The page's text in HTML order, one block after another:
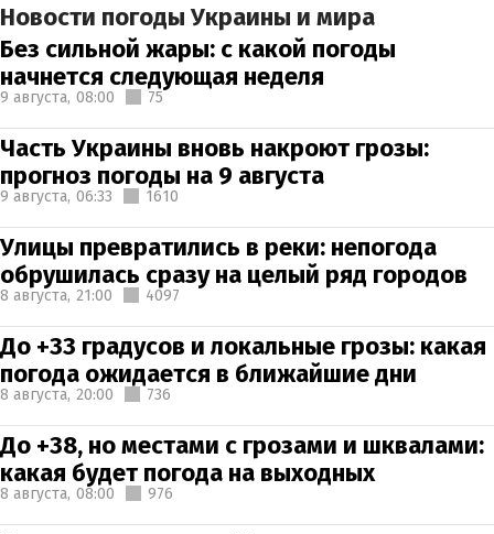
Новости погоды Украины и мира
Без сильной жары: с какой погоды
начнется следующая неделя
9 августа, 08:00 75
Часть Украины вновь накроют грозы:
прогноз погоды на 9 августа
9 августа, 06:33 1610
Улицы превратились в реки: непогода
обрушилась сразу на целый ряд городов
8 августа, 21:00 4097
До +33 градусов и локальные грозы: какая
погода ожидается в ближайшие дни
8 августа, 20:00 736
До +38, но местами с грозами и шквалами:
какая будет погода на выходных
8 августа, 08:00 976